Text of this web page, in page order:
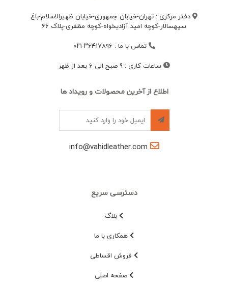
دفتر مرکزی : تهران-خیابان جمهوری-خیابان ظهیرالاسلام-باغ
سپهسالار-کوچه امید آزادیخواه-کوچه مظفری-پلاک 66
تماس با ما : ۳۶۴۱۷۸۹۶-۰۲۱
ساعات کاری : 9 صبح الی 6 بعد از ظهر
اطلاع از آخرین محصولات و رویداد ها
info@vahidleather.com
دسترسی سریع
بلاگ
همکاری با ما
فروش اقساطی
صفحه اصلی